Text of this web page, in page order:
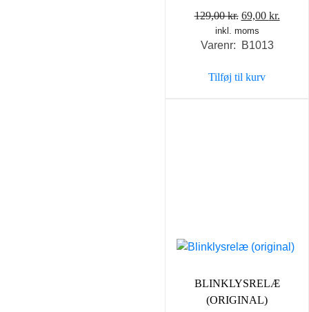
129,00kr. Den
oprindelige
pris
129,00 kr..
69,00 kr.
inkl. moms
Varenr: B1013
Tilføj til kurv
BLINKLYSRELÆ
(ORIGINAL)